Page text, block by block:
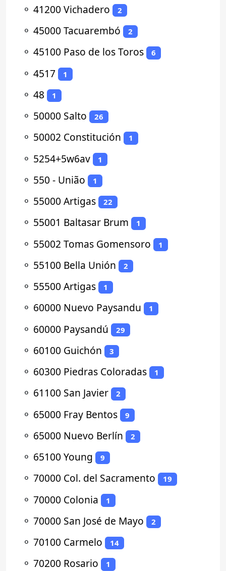
⚬ 41200 Vichadero 2
⚬ 45000 Tacuarembó 2
⚬ 45100 Paso de los Toros 6
⚬ 4517 1
⚬ 48 1
⚬ 50000 Salto 26
⚬ 50002 Constitución 1
⚬ 5254+5w6av 1
⚬ 550 - União 1
⚬ 55000 Artigas 22
⚬ 55001 Baltasar Brum 1
⚬ 55002 Tomas Gomensoro 1
⚬ 55100 Bella Unión 2
⚬ 55500 Artigas 1
⚬ 60000 Nuevo Paysandu 1
⚬ 60000 Paysandú 29
⚬ 60100 Guichón 3
⚬ 60300 Piedras Coloradas 1
⚬ 61100 San Javier 2
⚬ 65000 Fray Bentos 9
⚬ 65000 Nuevo Berlín 2
⚬ 65100 Young 9
⚬ 70000 Col. del Sacramento 19
⚬ 70000 Colonia 1
⚬ 70000 San José de Mayo 2
⚬ 70100 Carmelo 14
⚬ 70200 Rosario 1